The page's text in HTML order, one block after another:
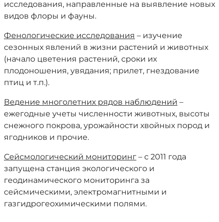
исследования, направленные на выявление новых
видов флоры и фауны.
Фенологические исследования – изучение
сезонных явлений в жизни растений и животных
(начало цветения растений, сроки их
плодоношения, увядания; прилет, гнездование
птиц и т.п.).
Ведение многолетних рядов наблюдений –
ежегодные учеты численности животных, высоты
снежного покрова, урожайности хвойных пород и
ягодников и прочие.
Сейсмологический мониторинг – с 2011 года
запущена станция экологического и
геодинамического мониторинга за
сейсмическими, электромагнитными и
газгидрогеохимическими полями.